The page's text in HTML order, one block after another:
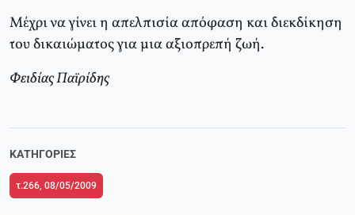
Μέχρι να γίνει η απελπισία απόφαση και διεκδίκηση
του δικαιώματος για μια αξιοπρεπή ζωή.
Φειδίας Παϊρίδης
ΚΑΤΗΓΟΡΊΕΣ
τ.266, 08/05/2009